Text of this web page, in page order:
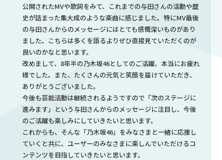
公開されたMVや歌詞をみて、これまでの与田さんの活動や歴
史が詰まった集大成のような楽曲に感じました。特にMV最後
の与田さんからのメッセージにはとても感慨深いものがあり
ました。こちらは多くを語るよりぜひ直接見ていただくのが
良いのかなと思います。
改めまして、8年半の乃木坂46としてのご活躍、本当にお疲れ
様でした。また、たくさんの元気と笑顔を届けていただき、
ありがとうございました。
今後も芸能活動は継続されるようですので「次のステージに
進みます」という与田さんからのメッセージに注目し、今後
のご活躍も楽しみにしていきたいと思います。
これからも、そんな「乃木坂46」をみなさまと一緒に応援し
ていくと共に、ユーザーのみなさまに楽しんでいただけるコ
ンテンツを目指していきたいと思います。